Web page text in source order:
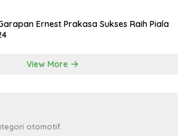
Ernest Prakasa Sukses Raih Piala
View More
otomotif.